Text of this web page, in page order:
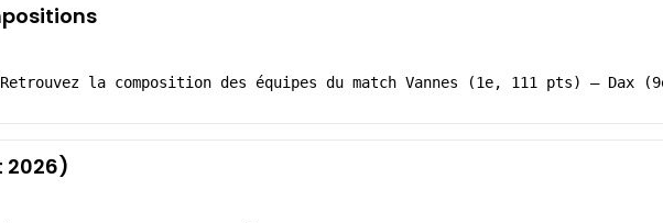
Retrouvez la composition des équipes du match Vannes (1e, 111 pts) – Dax
2026)